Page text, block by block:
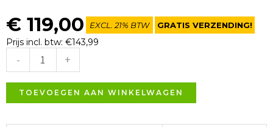
€ 119,00
Prijs incl. btw: €143,99
EXCL. 21% BTW GRATIS VERZENDING!
-
Hurricane
stoel
cognac
+
TOEVOEGEN AAN WINKELWAGEN